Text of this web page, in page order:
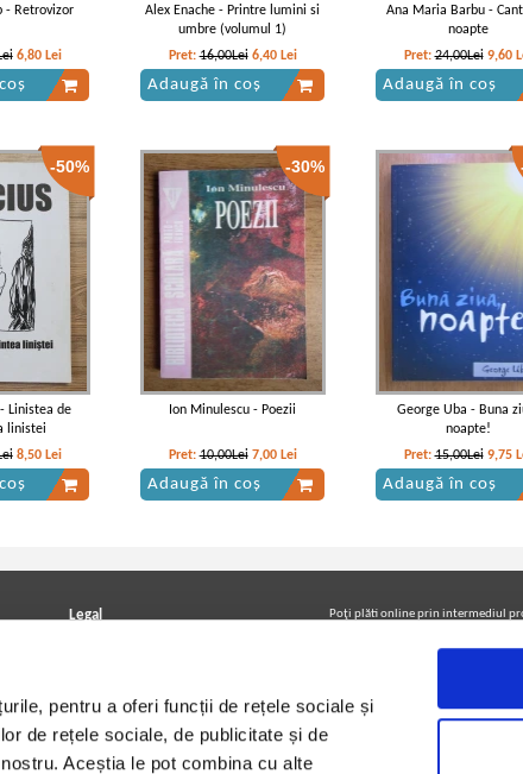
pentru a oferi funcții de rețele sociale și
de rețele sociale, de publicitate și de
Aceștia le pot combina cu alte
- Retrovizor
6,80 Lei
Alex Enache - Printre lumini si
umbre (volumul 1)
Pret:16,00Lei 6,40 Lei
Adaugă în coș
Ana Maria Barbu -
noapte
Pret:24,00Lei 9,60
Adaugă în coș
-50%
Linistea de
linistei
8,50 Lei
-30%
Ion Minulescu - Poezii
Pret:10,00Lei 7,00 Lei
Adaugă în coș
George Uba - Buna
noapte!
Pret:15,00Lei 9,75
Adaugă în coș
Legal
Termeni si conditii
Utilizare cookie-uri
Poţi plăti online prin intermediul
Urmăreşte-ne pe facebook pentru a fi